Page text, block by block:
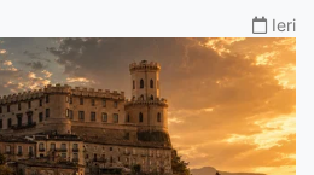
Ieri